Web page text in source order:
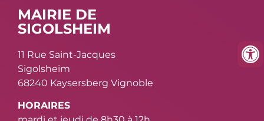
MAIRIE DE
SIGOLSHEIM
11 Rue Saint-Jacques
Sigolsheim
68240 Kaysersberg Vignoble
HORAIRES